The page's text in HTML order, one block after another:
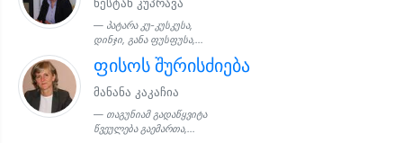
ნესტან კუპრავა
პატარა კუ-კუსკუსა,
დინჯი, განა ფუსფუსა,...
ფისოს შურისძიება
მანანა კაკაჩია
თაგუნიამ გადაწყვიტა
წვეულება გაემართა,...